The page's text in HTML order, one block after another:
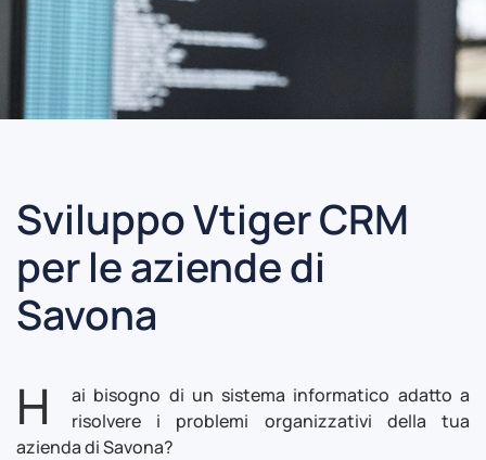
Sviluppo Vtiger CRM
per le aziende di
Savona
H
ai bisogno di un sistema informatico adatto a
risolvere i problemi organizzativi della tua
azienda di Savona?